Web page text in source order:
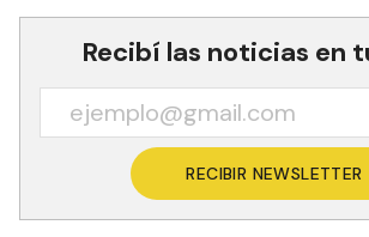
Recibí las noticias en
RECIBIR NEWSLETTER